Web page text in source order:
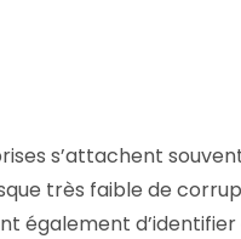
s’attachent
très faible de
également